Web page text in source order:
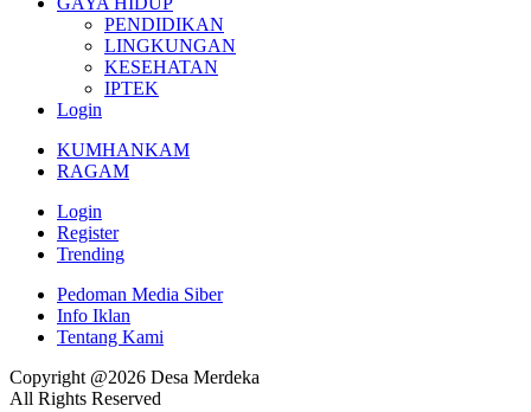
PENDIDIKAN
LINGKUNGAN
KESEHATAN
IPTEK
Login
KUMHANKAM
RAGAM
Login
Register
Trending
Pedoman Media Siber
Info Iklan
Tentang Kami
Copyright @2026 Desa Merdeka
All Rights Reserved